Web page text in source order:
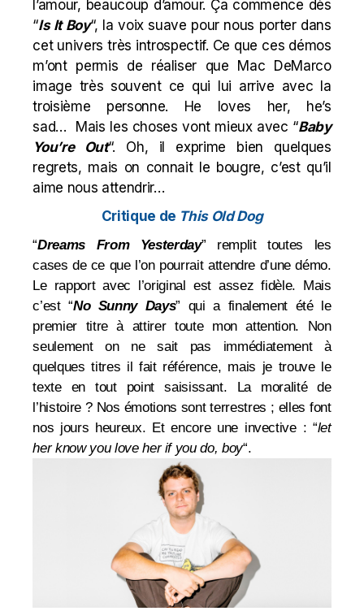
l’amour, beaucoup d’amour. Ça commence dès
“Is It Boy“, la voix suave pour nous porter dans
cet univers très introspectif. Ce que ces démos
m’ont permis de réaliser que Mac DeMarco
image très souvent ce qui lui arrive avec la
troisième personne. He loves her, he’s
sad…
Mais les choses vont mieux avec “Baby
You’re Out“. Oh, il exprime bien quelques
regrets, mais on connait le bougre, c’est qu’il
aime nous attendrir…
Critique de This Old Dog
“Dreams From Yesterday” remplit toutes les
cases de ce que l’on pourrait attendre d’une démo.
Le rapport avec l’original est assez fidèle. Mais
c’est “No Sunny Days” qui a finalement été le
premier titre à attirer toute mon attention. Non
seulement on ne sait pas immédiatement à
quelques titres il fait référence, mais je trouve le
texte en tout point saisissant. La moralité de
l’histoire ? Nos émotions sont terrestres ; elles font
nos jours heureux. Et encore une invective : “let
her know you love her if you do, boy“.